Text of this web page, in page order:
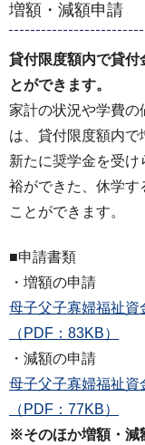
増額・減額申請
貸付限度額内で貸付
とができます。
家計の状況や学費の
は、貸付限度額内で
新たに奨学金を受
裕ができた、休学す
ことができます。
■申請書類
・増額の申請
母子父子寡婦福祉資
（PDF：83KB）
​・減額の申請
母子父子寡婦福祉資
（PDF：77KB）
※​そのほか増額・減